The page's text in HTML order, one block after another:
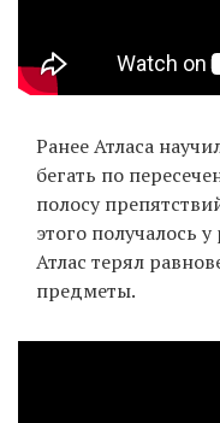
EN
UA
Ранее Атласа
бегать по
полосу
этого получалось
Атлас терял
предметы.